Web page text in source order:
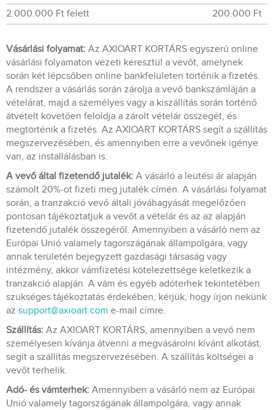
2.000.000 Ft felett 200.000 Ft
Vásárlási folyamat: Az AXIOART KORTÁRS egyszerű online
vásárlási folyamaton vezeti keresztül a vevőt, amelynek
során két lépcsőben online bankfelületen történik a fizetés.
A rendszer a vásárlás során zárolja a vevő bankszámláján a
vételárat, majd a személyes vagy a kiszállítás során történő
átvételt követően feloldja a zárolt vételár összegét, és
megtörténik a fizetés. Az AXIOART KORTÁRS segít a szállítás
megszervezésében, és amennyiben erre a vevőnek igénye
van, az installálásban is.
A vevő által fizetendő jutalék: A vásárló a leütési ár alapján
számolt 20%-ot fizeti meg jutalék címén. A vásárlási folyamat
során, a tranzakció vevő általi jóváhagyását megelőzően
pontosan tájékoztatjuk a vevőt a vételár és az az alapján
fizetendő jutalék összegéről. Amennyiben a vásárló nem az
Európai Unió valamely tagországának állampolgára, vagy
annak területén bejegyzett gazdasági társaság vagy
intézmény, akkor vámfizetési kötelezettsége keletkezik a
tranzakció alapján. A vám és egyéb adóterhek tekintetében
szükséges tájékoztatás érdekében, kérjük, hogy írjon nekünk
az support@axioart.com e-mail címre.
Szállítás: Az AXIOART KORTÁRS, amennyiben a vevő nem
személyesen kívánja átvenni a megvásárolni kívánt alkotást,
segít a szállítás megszervezésében. A szállítás költségei a
vevőt terhelik.
Adó- és vámterhek: Amennyiben a vásárló nem az Európai
Unió valamely tagországának állampolgára, vagy annak